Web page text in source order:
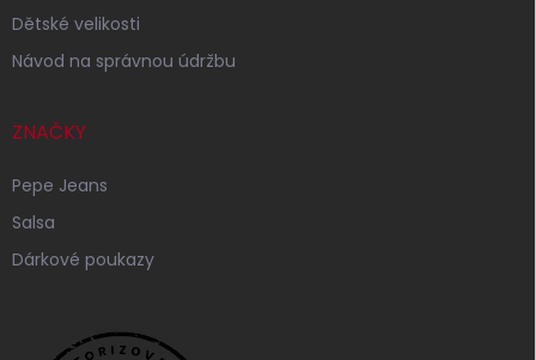
Dětské velikosti
Návod na správnou údržbu
ZNAČKY
Pepe Jeans
Salsa
Dárkové poukazy